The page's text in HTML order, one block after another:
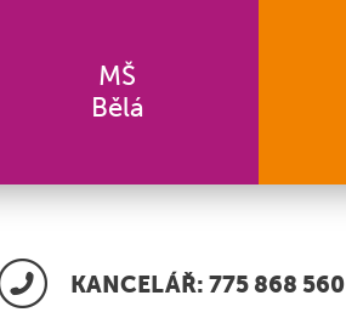
MŠ
Bělá
KANCELÁŘ: 775 868 560